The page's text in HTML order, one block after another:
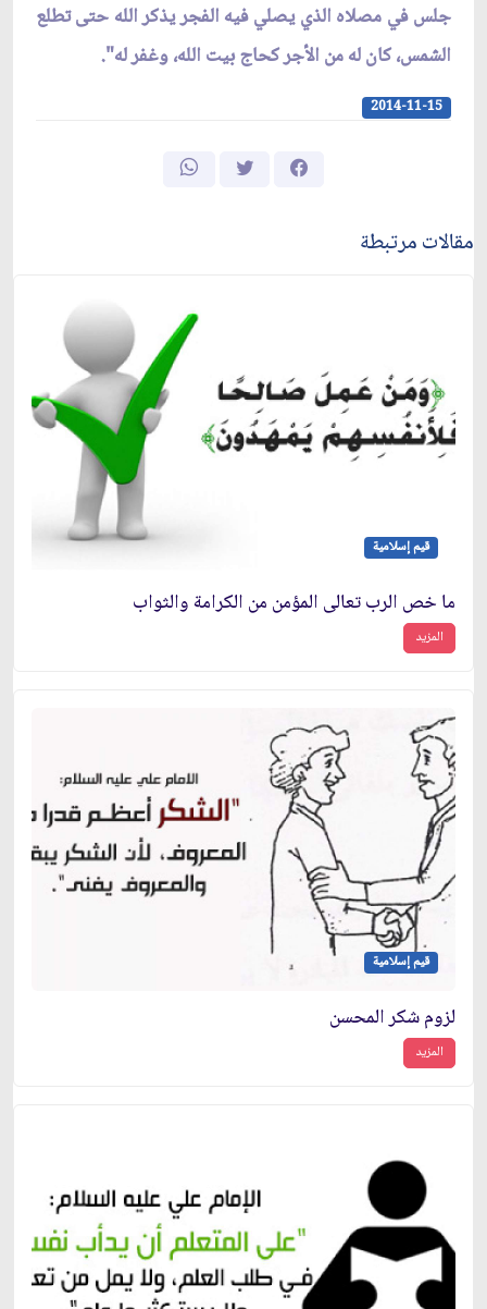
جلس في مصلاه الذي يصلي فيه الفجر يذكر الله حتى تطلع
الشمس، كان له من الأجر كحاج بيت الله، وغفر له".
2014-11-15
مقالات مرتبطة
قيم إسلامية
ما خص الرب تعالى المؤمن من الكرامة والثواب
المزيد
قيم إسلامية
لزوم شكر المحسن
المزيد